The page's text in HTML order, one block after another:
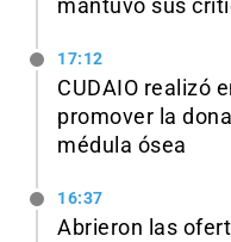
mantuvo sus
17:12
CUDAIO realizó
promover la
médula ósea
16:37
Abrieron las